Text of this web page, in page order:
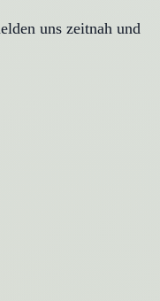
uns zeitnah und